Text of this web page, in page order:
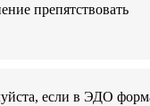
препятствовать
если в ЭДО